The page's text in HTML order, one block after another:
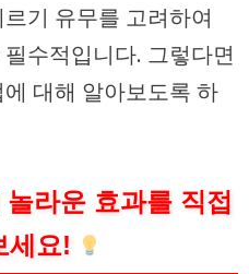
기 유무를 고려하여
수적입니다. 그렇다면
대해 알아보도록 하
라운 효과를 직접
세요!